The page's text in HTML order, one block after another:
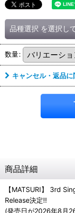
品種選択 を選択し
数量:
キャンセル・返品
商品詳細
【MATSURI】 3rd
Release決定!!
(発売日が2026年8月